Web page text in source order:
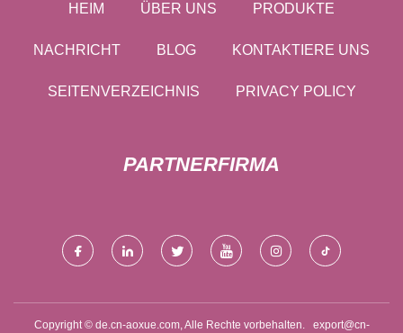
HEIM ÜBER UNS PRODUKTE
NACHRICHT BLOG KONTAKTIERE UNS
SEITENVERZEICHNIS PRIVACY POLICY
PARTNERFIRMA
Copyright © de.cn-aoxue.com, Alle Rechte vorbehalten. export@cn-